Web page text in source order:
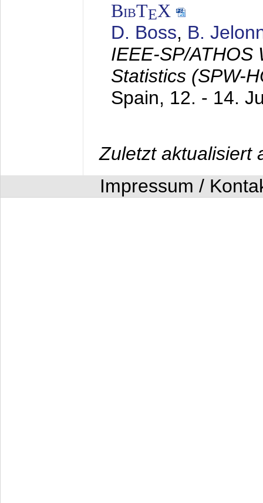
BibTEX
D. Boss, B.
IEEE-SP/ATHOS
Statistics (SPW-
Spain, 12. - 14.
Zuletzt aktualisiert
Impressum /